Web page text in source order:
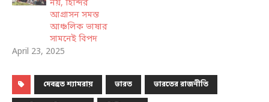
নয়, হিন্দির
আগ্রাসন সমস্ত
আঞ্চলিক ভাষার
সামনেই বিপদ
April 23, 2025
দেবব্রত শ্যামরায় ভারত ভারতের রাজনীতি